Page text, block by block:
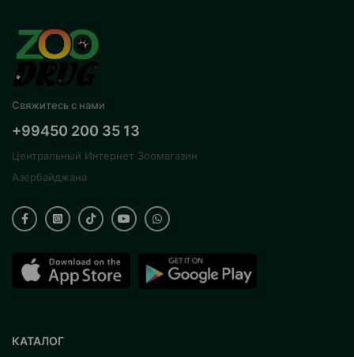
Свяжитесь с нами
+99450 200 35 13
Центральный Интернет Зоомагазин
Азербайджана
КАТАЛОГ